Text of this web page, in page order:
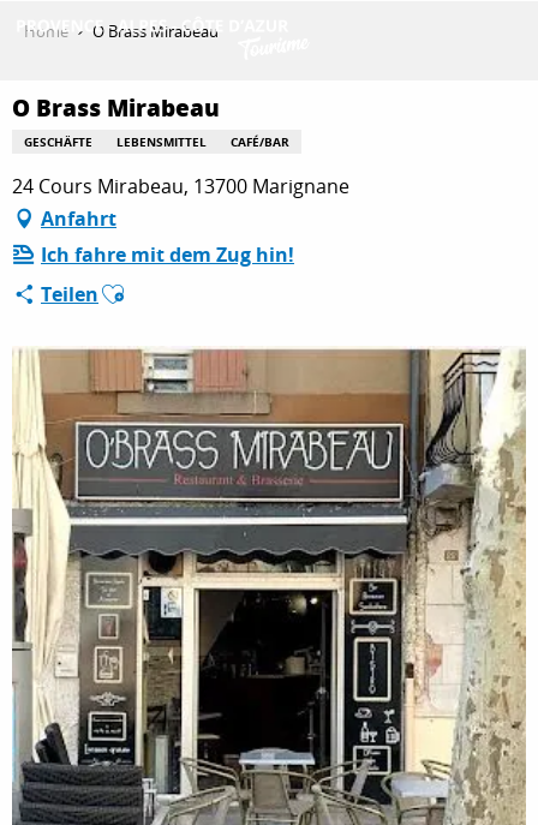
principal
ENTDECKEN
AKTIVITÄTEN
AUFENTHALT
ESPACE PRO
Home O Brass Mirabeau
O Brass Mirabeau
GESCHÄFTE LEBENSMITTEL CAFÉ/BAR
24 Cours Mirabeau, 13700 Marignane
Anfahrt
Ich fahre mit dem Zug hin!
TeilenAjouter aux favoris